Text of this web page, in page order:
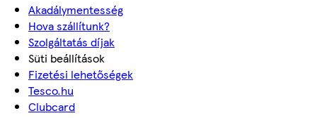
Akadálymentesség
Hova szállítunk?
Szolgáltatás díjak
Süti beállítások
Fizetési lehetőségek
Tesco.hu
Clubcard